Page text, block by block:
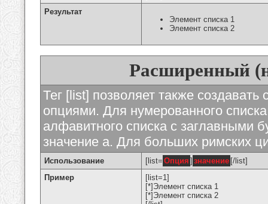
Результат
Элемент списка 1
Элемент списка 2
Расширенный
Тег [list] позволяет также
опциями. Для нумерованного
алфавитного списка с заглавными
значение а. Для больших римских
Использование [list= Опция ] значение [/list]
Пример
[list=1]
[*]Элемент списка 1
[*]Элемент списка 2